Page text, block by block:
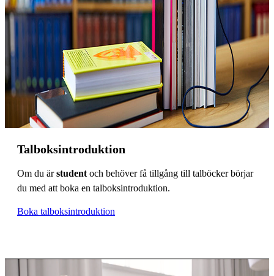
Talboksintroduktion
Om du ärstudent och behöver få tillgång till talböcker börjar
du med att boka en talboksintroduktion.
Boka talboksintroduktion